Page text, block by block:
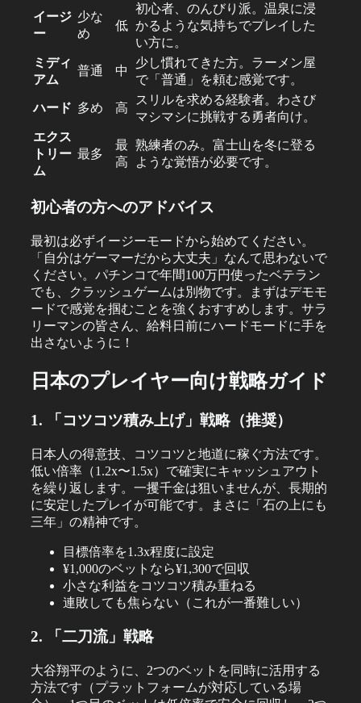
イージ
ー
少な
め
低
初心者、のんびり派。温泉に浸
かるような気持ちでプレイした
い方に。
ミディ
アム
普通 中
少し慣れてきた方。ラーメン屋
で「普通」を頼む感覚です。
ハード 多め 高
スリルを求める経験者。わさび
マシマシに挑戦する勇者向け。
エクス
トリー
ム
最多
最
高
熟練者のみ。富士山を冬に登る
ような覚悟が必要です。
初心者の方へのアドバイス
最初は必ずイージーモードから始めてください。
「自分はゲーマーだから大丈夫」なんて思わないで
ください。パチンコで年間100万円使ったベテラン
でも、クラッシュゲームは別物です。まずはデモモ
ードで感覚を掴むことを強くおすすめします。サラ
リーマンの皆さん、給料日前にハードモードに手を
出さないように！
日本のプレイヤー向け戦略ガイド
1. 「コツコツ積み上げ」戦略（推奨）
日本人の得意技、コツコツと地道に稼ぐ方法です。
低い倍率（1.2x〜1.5x）で確実にキャッシュアウト
を繰り返します。一攫千金は狙いませんが、長期的
に安定したプレイが可能です。まさに「石の上にも
三年」の精神です。
目標倍率を1.3x程度に設定
¥1,000のベットなら¥1,300で回収
小さな利益をコツコツ積み重ねる
連敗しても焦らない（これが一番難しい）
2. 「二刀流」戦略
大谷翔平のように、2つのベットを同時に活用する
方法です（プラットフォームが対応している場